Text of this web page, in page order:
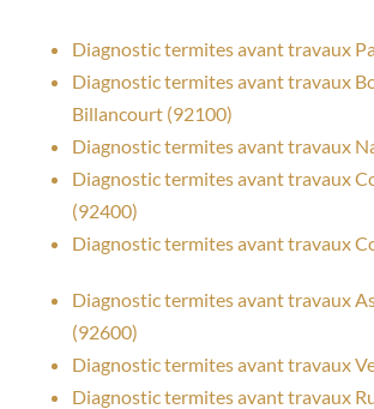
Diagnostic termites avant travaux
Diagnostic termites avant travaux
Billancourt (92100)
Diagnostic termites avant travaux
Diagnostic termites avant travaux
(92400)
Diagnostic termites avant travaux
Diagnostic termites avant travaux
(92600)
Diagnostic termites avant travaux
Diagnostic termites avant travaux